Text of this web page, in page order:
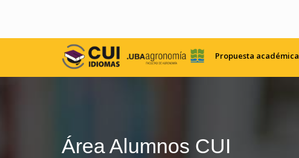
Propuesta académica
Área Alumnos CUI